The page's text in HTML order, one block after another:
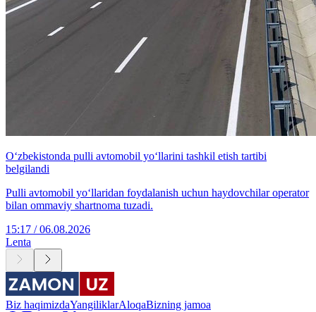
O‘zbekistonda pulli avtomobil yo‘llarini tashkil etish tartibi
belgilandi
Pulli avtomobil yo‘llaridan foydalanish uchun haydovchilar operator
bilan ommaviy shartnoma tuzadi.
15:17 / 06.08.2026
Lenta
Biz haqimizdaYangiliklarAloqaBizning jamoa